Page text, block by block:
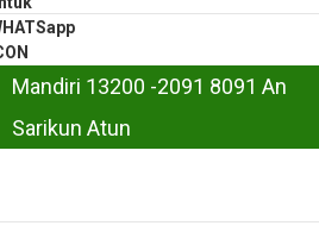
Mandiri 13200 -2091 8091 An
Sarikun Atun